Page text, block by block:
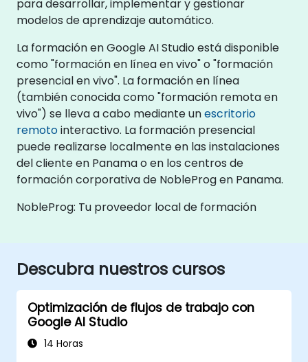
para desarrollar, implementar y gestionar
modelos de aprendizaje automático.
La formación en Google AI Studio está disponible
como "formación en línea en vivo" o "formación
presencial en vivo". La formación en línea
(también conocida como "formación remota en
vivo") se lleva a cabo mediante unescritorio
remotointeractivo. La formación presencial
puede realizarse localmente en las instalaciones
del cliente en Panama o en los centros de
formación corporativa de NobleProg en Panama.
NobleProg: Tu proveedor local de formación
Descubra nuestros cursos
Optimización de flujos de trabajo con
Google AI Studio
14 Horas